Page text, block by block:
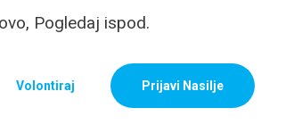
Pogledaj ispod.
Volontiraj Prijavi Nasilje